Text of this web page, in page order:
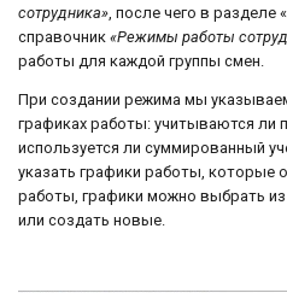
сотрудника» , после чего в разделе «
справочник «Режимы работы
работы для каждой группы смен.
При создании режима мы
графиках работы: учитываются ли
используется ли суммированный
указать графики работы, которые
работы, графики можно выбрать
или создать новые.